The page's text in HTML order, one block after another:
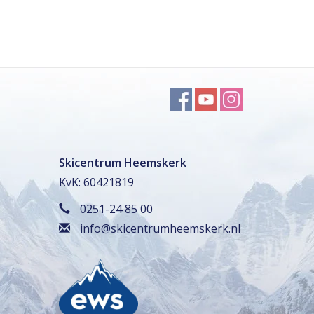
Skicentrum Heemskerk
KvK: 60421819
0251-24 85 00
info@skicentrumheemskerk.nl